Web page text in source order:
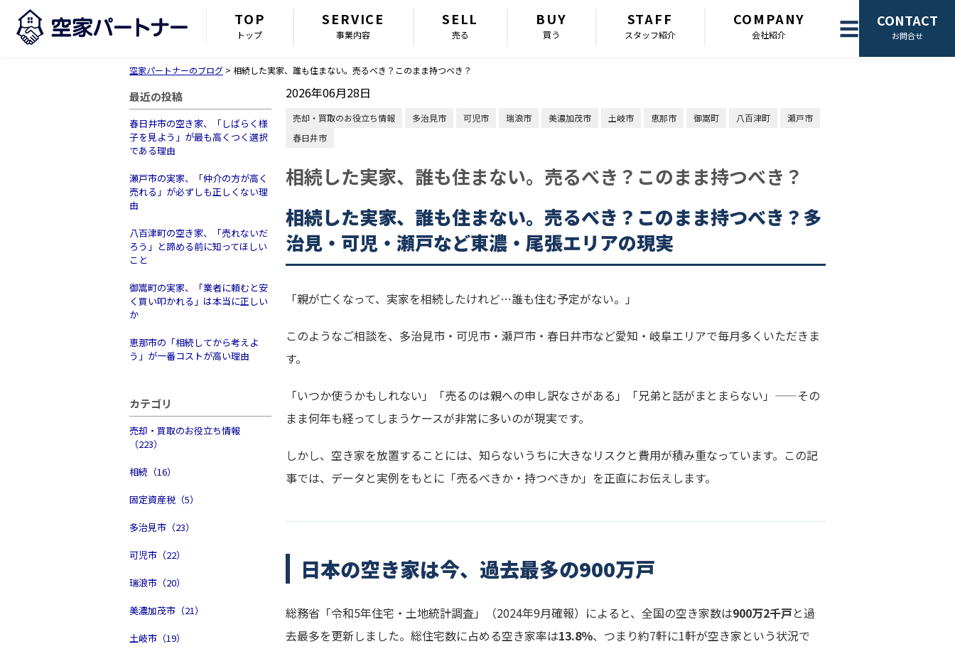
TOP
トップ
SERVICE
事業内容
SELL
売る
BUY
買う
STAFF
スタッフ紹介
COMPANY
会社紹介 ☰ CONTACT
お問合せ
空家パートナーのブログ > 相続した実家、誰も住まない。売るべき？このまま持つべき？
最近の投稿
春日井市の空き家、「しばらく様
子を見よう」が最も高くつく選択
である理由
瀬戸市の実家、「仲介の方が高く
売れる」が必ずしも正しくない理
由
八百津町の空き家、「売れないだ
ろう」と諦める前に知ってほしい
こと
御嵩町の実家、「業者に頼むと安
く買い叩かれる」は本当に正しい
か
恵那市の「相続してから考えよ
う」が一番コストが高い理由
カテゴリ
売却・買取のお役立ち情報
（223）
相続（16）
固定資産税（5）
多治見市（23）
可児市（22）
瑞浪市（20）
美濃加茂市（21）
土岐市（19）
2026年06月28日
売却・買取のお役立ち情報 多治見市 可児市 瑞浪市 美濃加茂市 土岐市 恵那市 御嵩町 八百津町
瀬戸市
春日井市
相続した実家、誰も住まない。売るべき？このまま持つべき？
相続した実家、誰も住まない。売るべき？このまま持つべき？多
治見・可児・瀬戸など東濃・尾張エリアの現実
「親が亡くなって、実家を相続したけれど…誰も住む予定がない。」
このようなご相談を、多治見市・可児市・瀬戸市・春日井市など愛知・岐阜エリアで毎月多くいただきま
す。
「いつか使うかもしれない」「売るのは親への申し訳なさがある」「兄弟と話がまとまらない」——その
まま何年も経ってしまうケースが非常に多いのが現実です。
しかし、空き家を放置することには、知らないうちに大きなリスクと費用が積み重なっています。この記
事では、データと実例をもとに「売るべきか・持つべきか」を正直にお伝えします。
日本の空き家は今、過去最多の900万戸
総務省「令和5年住宅・土地統計調査」（2024年9月確報）によると、全国の空き家数は900万2千戸と過
去最多を更新しました。総住宅数に占める空き家率は13.8％、つまり約7軒に1軒が空き家という状況で